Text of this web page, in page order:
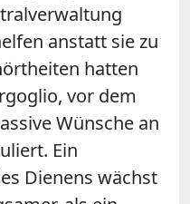
anstatt sie zu
hatten
vor dem
Wünsche an
Ein
Dienens wächst